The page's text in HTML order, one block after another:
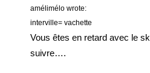
amélimélo wrote:
interville= vachette
Vous êtes en retard avec le
suivre….